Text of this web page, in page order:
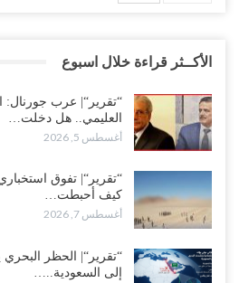
الأكــثر قراءة خلال اسبوع
“تقرير“| عرب جورنال:
العليمي.. هل دخلت…
أغسطس 5, 2026
“تقرير“| تفوق
كيف أحبطت…
أغسطس 7, 2026
“تقرير“| الحظر
إلى السعودية..…